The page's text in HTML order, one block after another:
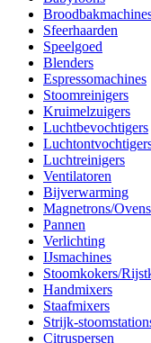
Sfeerhaarden
Speelgoed
Blenders
Espressomachines
Stoomreinigers
Kruimelzuigers
Luchtbevochtigers
Luchtreinigers
Ventilatoren
Bijverwarming
Magnetrons/Ovens
Pannen
Verlichting
IJsmachines
Stoomkokers/
Handmixers
Staafmixers
Strijk-
Citruspersen